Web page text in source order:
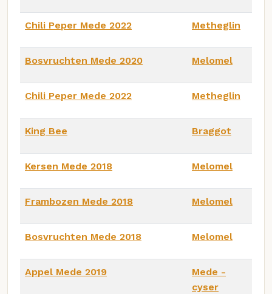
Chili Peper Mede 2022 Metheglin
Bosvruchten Mede 2020 Melomel
Chili Peper Mede 2022 Metheglin
King Bee Braggot
Kersen Mede 2018 Melomel
Frambozen Mede 2018 Melomel
Bosvruchten Mede 2018 Melomel
Appel Mede 2019
Mede -
cyser